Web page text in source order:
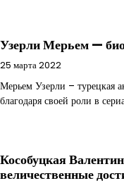
Узерли Мерьем —
25 марта 2022
Мерьем Узерли – турецкая
благодаря своей роли в
Кособуцкая
величественные